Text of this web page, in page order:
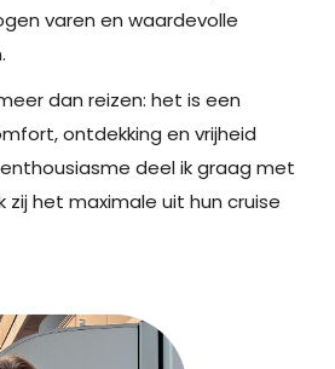
varen en waardevolle
dan reizen: het is een
ontdekking en vrijheid
deel ik graag met
zij het maximale uit hun cruise